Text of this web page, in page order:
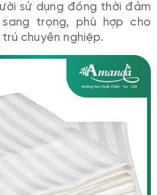
sử dụng đồng thời đảm
trọng, phù hợp cho
chuyên nghiệp.